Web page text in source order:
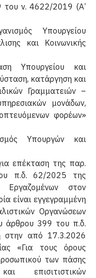
του ν. 4622/2019 (Α’
Υπουργείου
και Κοινωνικής
Υπουργείου και
κατάργηση και
Γραμματειών –
μονάδων,
φορέων»
Υπουργών και
επέκταση της παρ.
π.δ. 62/2025 της
Εργαζομένων στον
είναι εγγεγραμμένη
Οργανώσεων
άρθρου 399 του π.δ.
στην από 17.3.2026
«Για τους όρους
των πάσης
επισιτιστικών